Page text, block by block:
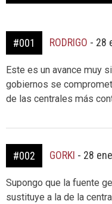
#001 RODRIGO - 28
Este es un avance muy
gobiernos se
de las centrales más
#002 GORKI - 28
Supongo que la fuente
sustituye a la de la